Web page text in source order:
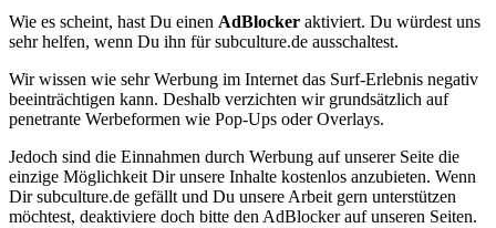
Wie es scheint, hast Du einen AdBlocker aktiviert. Du würdest uns
sehr helfen, wenn Du ihn für subculture.de ausschaltest.
Wir wissen wie sehr Werbung im Internet das Surf-Erlebnis negativ
beeinträchtigen kann. Deshalb verzichten wir grundsätzlich auf
penetrante Werbeformen wie Pop-Ups oder Overlays.
Jedoch sind die Einnahmen durch Werbung auf unserer Seite die
einzige Möglichkeit Dir unsere Inhalte kostenlos anzubieten. Wenn
Dir subculture.de gefällt und Du unsere Arbeit gern unterstützen
möchtest, deaktiviere doch bitte den AdBlocker auf unseren Seiten.